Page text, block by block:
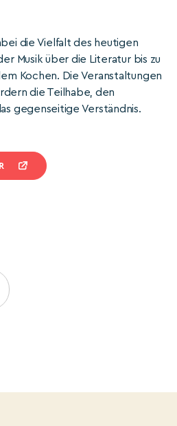
die Vielfalt des heutigen
Musik über die Literatur bis zu
Kochen. Die Veranstaltungen
die Teilhabe, den
gegenseitige Verständnis.